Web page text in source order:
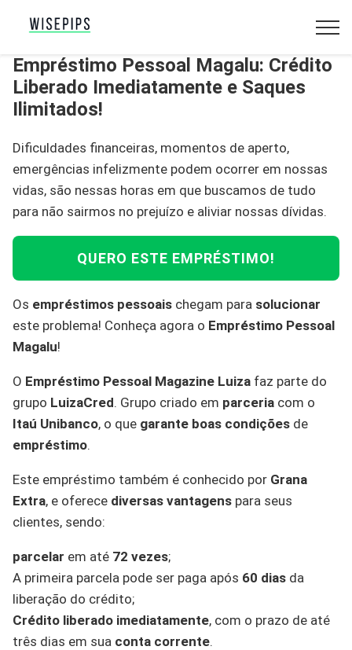
Empréstimo Pessoal Magalu: Crédito
Liberado Imediatamente e Saques
Ilimitados!
Dificuldades financeiras, momentos de aperto,
emergências infelizmente podem ocorrer em nossas
vidas, são nessas horas em que buscamos de tudo
para não sairmos no prejuízo e aliviar nossas dívidas.
QUERO ESTE EMPRÉSTIMO!
Os empréstimos pessoais chegam para solucionar
este problema! Conheça agora o Empréstimo Pessoal
Magalu!
O Empréstimo Pessoal Magazine Luiza faz parte do
grupo LuizaCred. Grupo criado em parceria com o
Itaú Unibanco, o que garante boas condições de
empréstimo.
Este empréstimo também é conhecido por Grana
Extra, e oferece diversas vantagens para seus
clientes, sendo:
parcelar em até 72 vezes;
A primeira parcela pode ser paga após 60 dias da
liberação do crédito;
Crédito liberado imediatamente, com o prazo de até
três dias em sua conta corrente.